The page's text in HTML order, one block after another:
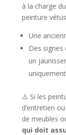
à la charge
peinture
Une
Des signes
un
⚠️ Si les
d’entretien
de meubles
qui doit